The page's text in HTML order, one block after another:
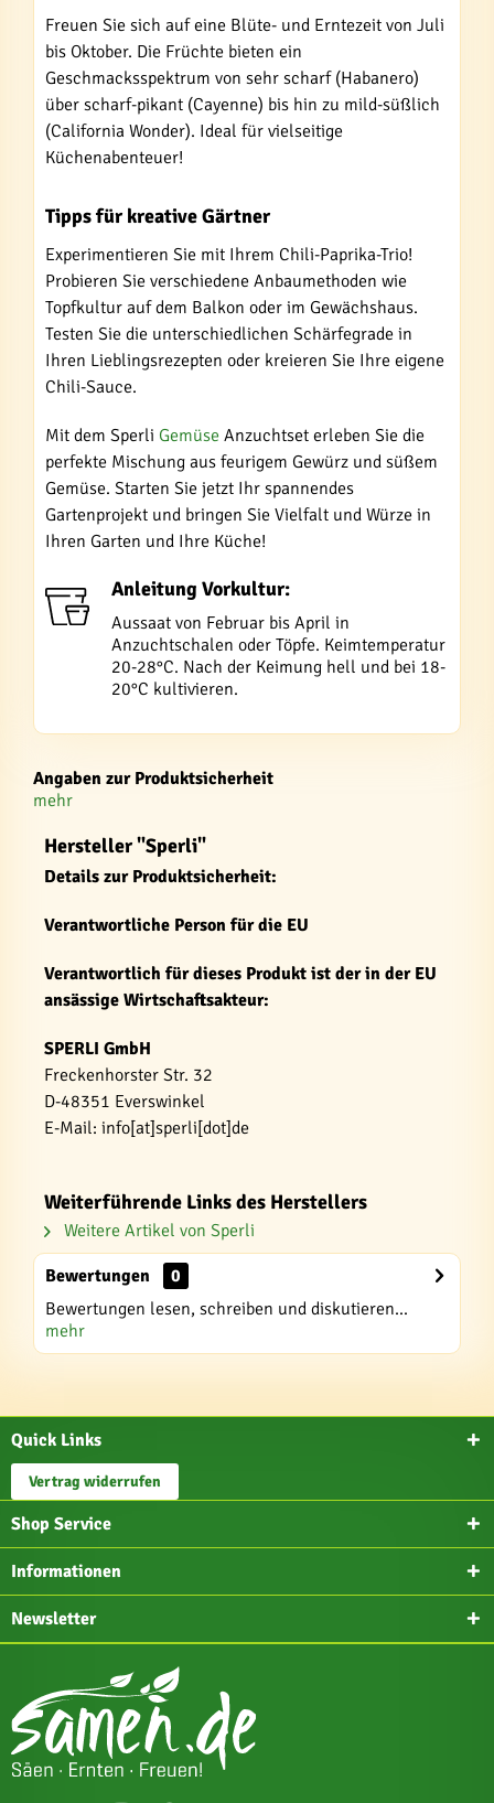
Freuen Sie sich auf eine Blüte- und Erntezeit von Juli
bis Oktober. Die Früchte bieten ein
Geschmacksspektrum von sehr scharf (Habanero)
über scharf-pikant (Cayenne) bis hin zu mild-süßlich
(California Wonder). Ideal für vielseitige
Küchenabenteuer!
Tipps für kreative Gärtner
Experimentieren Sie mit Ihrem Chili-Paprika-Trio!
Probieren Sie verschiedene Anbaumethoden wie
Topfkultur auf dem Balkon oder im Gewächshaus.
Testen Sie die unterschiedlichen Schärfegrade in
Ihren Lieblingsrezepten oder kreieren Sie Ihre eigene
Chili-Sauce.
Mit dem Sperli Gemüse Anzuchtset erleben Sie die
perfekte Mischung aus feurigem Gewürz und süßem
Gemüse. Starten Sie jetzt Ihr spannendes
Gartenprojekt und bringen Sie Vielfalt und Würze in
Ihren Garten und Ihre Küche!
Anleitung Vorkultur:
Aussaat von Februar bis April in
Anzuchtschalen oder Töpfe. Keimtemperatur
20-28°C. Nach der Keimung hell und bei 18-
20°C kultivieren.
Angaben zur Produktsicherheit
mehr
Hersteller "Sperli"
Details zur Produktsicherheit:
Verantwortliche Person für die EU
Verantwortlich für dieses Produkt ist der in der EU
ansässige Wirtschaftsakteur:
SPERLI GmbH
Freckenhorster Str. 32
D-48351 Everswinkel
E-Mail: info[at]sperli[dot]de
Weiterführende Links des Herstellers
Weitere Artikel von Sperli
Bewertungen
0
Bewertungen lesen, schreiben und diskutieren...
mehr
Quick Links
Vertrag widerrufen
Shop Service
Informationen
Newsletter